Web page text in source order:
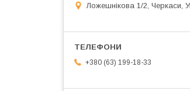
Ложешнікова 1/2, Черкаси,
+380 (63) 199-18-33